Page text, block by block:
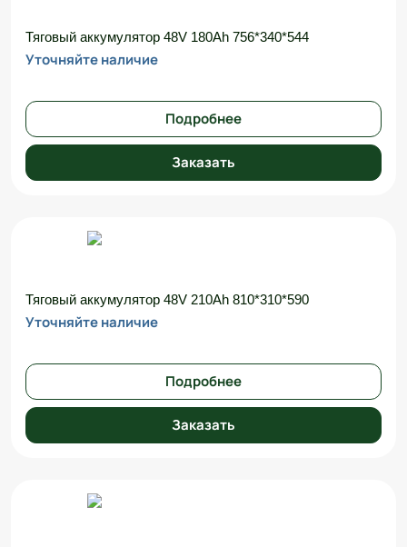
Тяговый аккумулятор 48V 180Ah 756*340*544
Уточняйте наличие
Подробнее
Заказать
Тяговый аккумулятор 48V 210Ah 810*310*590
Уточняйте наличие
Подробнее
Заказать